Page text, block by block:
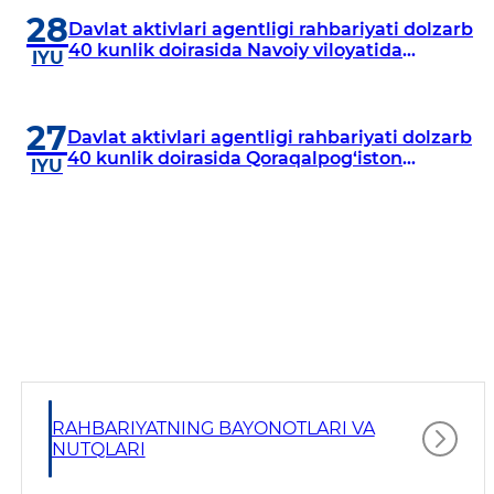
28
IYU
Davlat aktivlari agentligi rahbariyati dolzarb
40 kunlik doirasida Navoiy viloyatida
27
IYU
Davlat aktivlari agentligi rahbariyati dolzarb
40 kunlik doirasida Qoraqalpog‘iston
RAHBARIYATNING BAYONOTLARI VA
NUTQLARI